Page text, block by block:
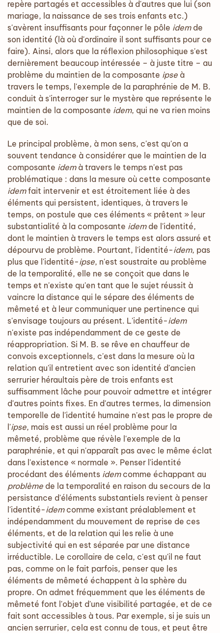
repère partagés et accessibles à d'autres que lui (son
mariage, la naissance de ses trois enfants etc.)
s'avèrent insuffisants pour façonner le pôle idemde
son identité (là où d'ordinaire il sont suffisants pour ce
faire). Ainsi, alors que la réflexion philosophique s'est
dernièrement beaucoup intéressée – à juste titre – au
problème du maintien de la composante ipse à
travers le temps, l'exemple de la paraphrénie de M. B.
conduit à s'interroger sur le mystère que représente le
maintien de la composante idem, qui ne va rien moins
que de soi.
Le principal problème, à mon sens, c'est qu'on a
souvent tendance à considérer que le maintien de la
composante idemà travers le temps n'est pas
problématique : dans la mesure où cette composante
idemfait intervenir et est étroitement liée à des
éléments qui persistent, identiques, à travers le
temps, on postule que ces éléments « prêtent » leur
substantialité à la composante idemde l'identité,
dont le maintien à travers le temps est alors assuré et
dépourvu de problème. Pourtant, l'identité-idem, pas
plus que l'identité-ipse, n'est soustraite au problème
de la temporalité, elle ne se conçoit que dans le
temps et n'existe qu'en tant que le sujet réussit à
vaincre la distance qui le sépare des éléments de
mêmeté et à leur communiquer une pertinence qui
s'envisage toujours au présent. L'identité-idem
n'existe pas indépendamment de ce geste de
réappropriation. Si M. B. se rêve en chauffeur de
convois exceptionnels, c'est dans la mesure où la
relation qu'il entretient avec son identité d'ancien
serrurier héraultais père de trois enfants est
suffisamment lâche pour pouvoir admettre et intégrer
d'autres points fixes. En d'autres termes, la dimension
temporelle de l'identité humaine n'est pas le propre de
l'ipse, mais est aussi un réel problème pour la
mêmeté, problème que révèle l'exemple de la
paraphrénie, et qui n'apparaît pas avec le même éclat
dans l'existence « normale ». Penser l'identité
procédant des éléments idemcomme échappant au
problème de la temporalité en raison du secours de la
persistance d'éléments substantiels revient à penser
l'identité-idemcomme existant préalablement et
indépendamment du mouvement de reprise de ces
éléments, et de la relation qui les relie à une
subjectivité qui en est séparée par une distance
irréductible. Le corollaire de cela, c'est qu'il ne faut
pas, comme on le fait parfois, penser que les
éléments de mêmeté échappent à la sphère du
propre. On admet fréquemment que les éléments de
mêmeté font l'objet d'une visibilité partagée, et de ce
fait sont accessibles à tous. Par exemple, si je suis un
ancien serrurier, cela est connu de tous, et peut être